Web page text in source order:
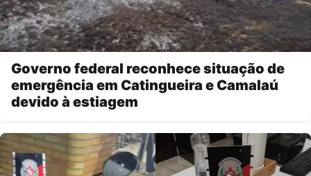
Governo federal reconhece situação de
emergência em Catingueira e Camalaú
devido à estiagem